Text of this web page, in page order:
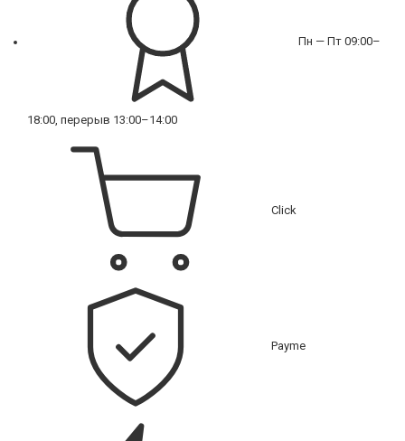
Пн — Пт 09:00–
18:00, перерыв 13:00–14:00
Click
Payme